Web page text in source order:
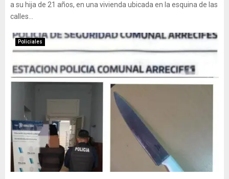
a su hija de 21 años, en una vivienda ubicada en la esquina de las
calles...
Policiales